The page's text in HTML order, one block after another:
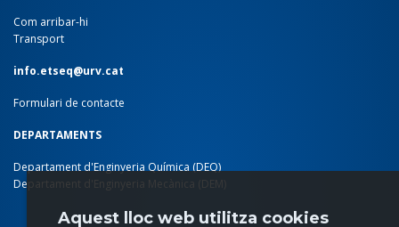
Com arribar-hi
Transport
info.etseq@urv.cat
Formulari de contacte
DEPARTAMENTS
Departament d'Enginyeria Química (DEQ)
Departament d'Enginyeria Mecànica (DEM)
Aquest lloc web utilitza cookies